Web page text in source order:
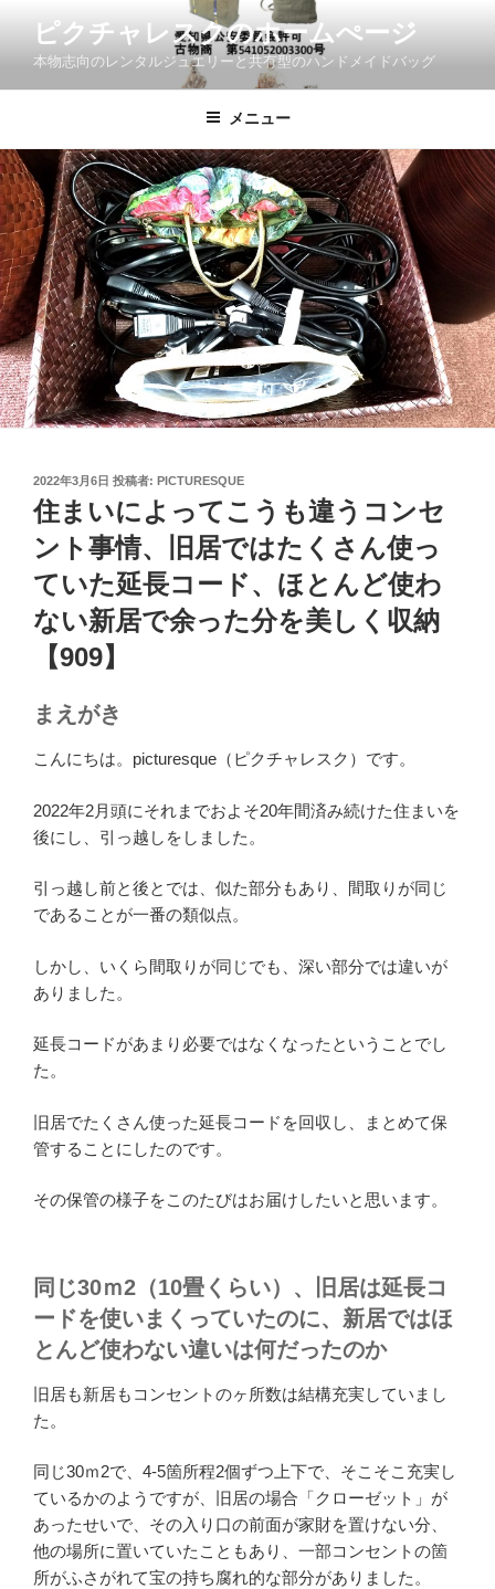
ン
ス
キ
ッ
プ
ピクチャレスクのホームぺージ
本物志向のレンタルジュエリーと共有型のハンドメイドバッグ
メニュー
投
稿
日:
2022年3月6日 投稿者: PICTURESQUE
住まいによってこうも違うコンセ
ント事情、旧居ではたくさん使っ
ていた延長コード、ほとんど使わ
ない新居で余った分を美しく収納
【909】
まえがき
こんにちは。picturesque（ピクチャレスク）です。
2022年2月頭にそれまでおよそ20年間済み続けた住まいを
後にし、引っ越しをしました。
引っ越し前と後とでは、似た部分もあり、間取りが同じ
であることが一番の類似点。
しかし、いくら間取りが同じでも、深い部分では違いが
ありました。
延長コードがあまり必要ではなくなったということでし
た。
旧居でたくさん使った延長コードを回収し、まとめて保
管することにしたのです。
その保管の様子をこのたびはお届けしたいと思います。
同じ30ｍ2（10畳くらい）、旧居は延長コ
ードを使いまくっていたのに、新居ではほ
とんど使わない違いは何だったのか
旧居も新居もコンセントのヶ所数は結構充実していまし
た。
同じ30ｍ2で、4-5箇所程2個ずつ上下で、そこそこ充実し
ているかのようですが、旧居の場合「クローゼット」が
あったせいで、その入り口の前面が家財を置けない分、
他の場所に置いていたこともあり、一部コンセントの箇
所がふさがれて宝の持ち腐れ的な部分がありました。